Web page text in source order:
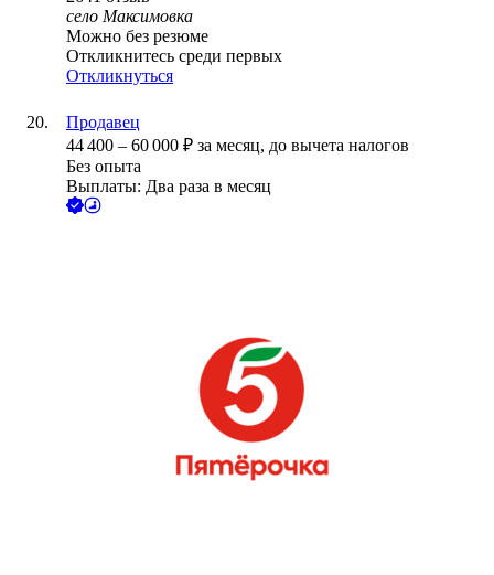
село Максимовка
Можно без резюме
Откликнитесь среди первых
Откликнуться
Продавец
44 400 – 60 000 ₽ за месяц, до вычета налогов
Без опыта
Выплаты: Два раза в месяц